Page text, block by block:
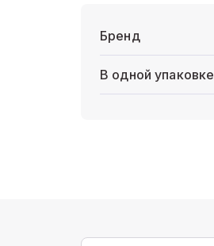
Бренд
В одной упаковке